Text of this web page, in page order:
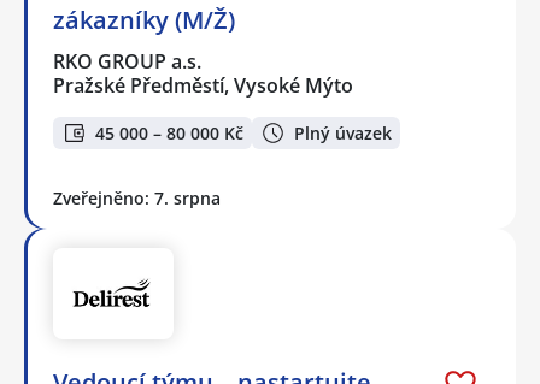
zákazníky (M/Ž)
RKO GROUP a.s.
Pražské Předměstí, Vysoké Mýto
45 000 – 80 000 Kč Plný úvazek
Zveřejněno: 7. srpna